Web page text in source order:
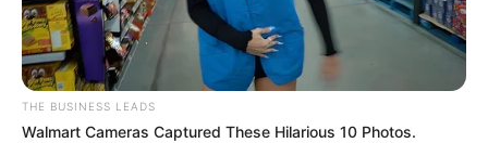
THE BUSINESS LEADS
Walmart Cameras Captured These Hilarious 10 Photos.